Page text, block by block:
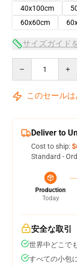
40x100cm
60x60cm
サイズガイド
このセールは
Deliver to
Cost to ship:
Standard -
Production
Today
安全な取引
世界中どこで
すべての小包